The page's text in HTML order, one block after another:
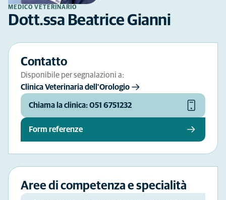
MEDICO VETERINARIO
Dott.ssa Beatrice Gianni
Contatto
Disponibile per segnalazioni a:
Clinica Veterinaria dell'Orologio
Chiama la clinica: 051 6751232
Form referenze
Aree di competenza e specialità